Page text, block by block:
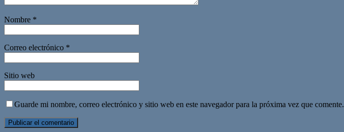
Nombre *
Correo electrónico *
Sitio web
Guarde mi nombre, correo electrónico y sitio web en este navegador para la próxima vez que comente.